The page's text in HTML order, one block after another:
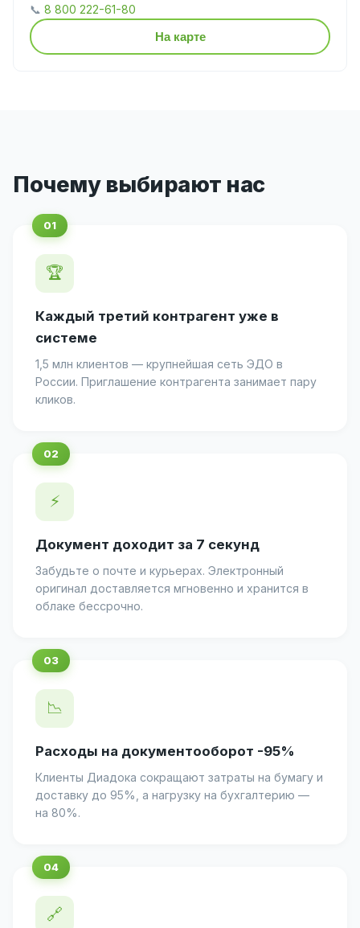
📞 8 800 222-61-80
На карте
Почему выбирают нас
🏆
Каждый третий контрагент уже в
системе
1,5 млн клиентов — крупнейшая сеть ЭДО в
России. Приглашение контрагента занимает пару
кликов.
⚡
Документ доходит за 7 секунд
Забудьте о почте и курьерах. Электронный
оригинал доставляется мгновенно и хранится в
облаке бессрочно.
📉
Расходы на документооборот -95%
Клиенты Диадока сокращают затраты на бумагу и
доставку до 95%, а нагрузку на бухгалтерию —
на 80%.
🔗